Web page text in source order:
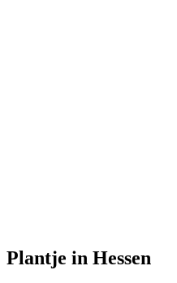
Plantje in Hessen